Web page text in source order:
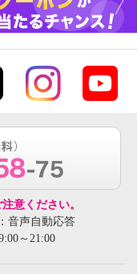
意ください。
音声自動応答
～21:00